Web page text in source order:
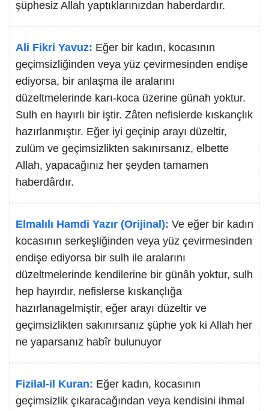
şüphesiz Allah yaptıklarınızdan haberdardır.
Ali Fikri Yavuz: Eğer bir kadın, kocasının
geçimsizliğinden veya yüz çevirmesinden endişe
ediyorsa, bir anlaşma ile aralarını
düzeltmelerinde karı-koca üzerine günah yoktur.
Sulh en hayırlı bir iştir. Zâten nefislerde kıskançlık
hazırlanmıştır. Eğer iyi geçinip arayı düzeltir,
zulüm ve geçimsizlikten sakınırsanız, elbette
Allah, yapacağınız her şeyden tamamen
haberdârdır.
Elmalılı Hamdi Yazır (Orijinal): Ve eğer bir kadın
kocasının serkeşliğinden veya yüz çevirmesinden
endişe ediyorsa bir sulh ile aralarını
düzeltmelerinde kendilerine bir günâh yoktur, sulh
hep hayırdır, nefislerse kıskançlığa
hazırlanagelmiştir, eğer arayı düzeltir ve
geçimsizlikten sakınırsanız şüphe yok ki Allah her
ne yaparsanız habîr bulunuyor
Fizilal-il Kuran: Eğer kadın, kocasının
geçimsizlik çıkaracağından veya kendisini ihmal